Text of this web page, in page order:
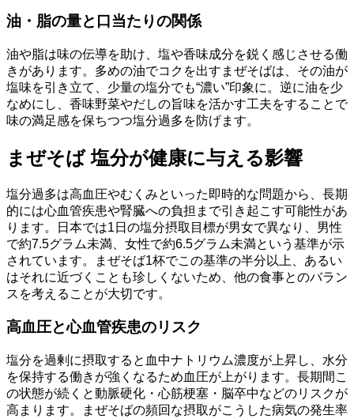
油・脂の量と口当たりの関係
油や脂は味の伝導を助け、塩や香味成分を鋭く感じさせる働
きがあります。多めの油でコクを出すまぜそばは、その油が
塩味を引き立て、少量の塩分でも“濃い”印象に。逆に油を少
なめにし、香味野菜やだしの旨味を活かす工夫をすることで
味の満足感を保ちつつ塩分過多を防げます。
まぜそば 塩分が健康に与える影響
塩分過多は高血圧やむくみといった即時的な問題から、長期
的には心血管疾患や腎臓への負担まで引き起こす可能性があ
ります。日本では1日の塩分摂取目標が男女で異なり、男性
で約7.5グラム未満、女性で約6.5グラム未満という基準が示
されています。まぜそば1杯でこの基準の半分以上、あるい
はそれに近づくことも珍しくないため、他の食事とのバラン
スを考えることが大切です。
高血圧と心血管疾患のリスク
塩分を過剰に摂取すると血中ナトリウム濃度が上昇し、水分
を保持する働きが強くなるため血圧が上がります。長期間こ
の状態が続くと動脈硬化・心筋梗塞・脳卒中などのリスクが
高まります。まぜそばの頻回な摂取がこうした病気の発生率